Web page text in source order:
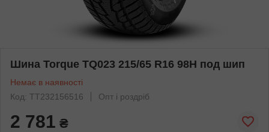
Шина Torque TQ023 215/65 R16 98H под шип
Немає в наявності
Код: TT232156516
Опт і роздріб
2 781 ₴